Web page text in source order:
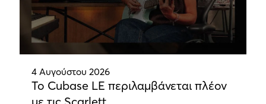
4 Αυγούστου 2026
Το Cubase LE περιλαμβάνεται πλέον